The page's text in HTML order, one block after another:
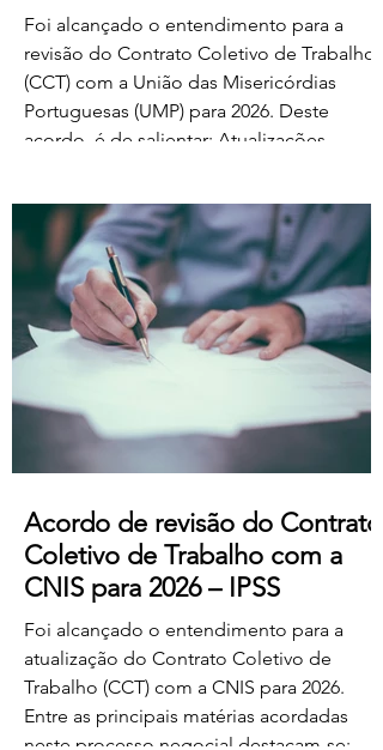
Foi alcançado o entendimento para a
revisão do Contrato Coletivo de Trabalho
(CCT) com a União das Misericórdias
Portuguesas (UMP) para 2026. Deste
acordo, é de salientar: Atualizações
professores dos ensinos básico e
secundário profissionalizados; Aumento
do subsídio de refeição para os 5,50€.
Estas alterações produzem efeitos
retroativos a janeiro de 2026, aguardando-
se a sua publicação no Boletim
Acordo de revisão do Contrato
Coletivo de Trabalho com a
CNIS para 2026 – IPSS
Foi alcançado o entendimento para a
atualização do Contrato Coletivo de
Trabalho (CCT) com a CNIS para 2026.
Entre as principais matérias acordadas
neste processo negocial destacam-se: